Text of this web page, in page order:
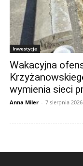
Inwestycje
Wakacyjna
wymienia sieci
Anna Miler - 7 sierpnia